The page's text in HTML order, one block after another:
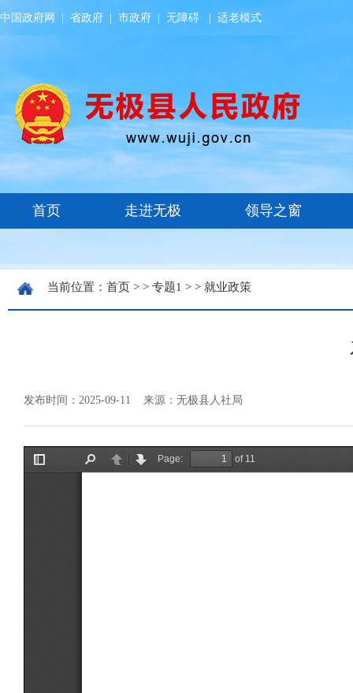
中国政府网 省政府 市政府 无障碍 适老模式
当前位置： 首页 > > 专题1 > > 就业政策
发布时间：2025-09-11 来源：无极县人社局